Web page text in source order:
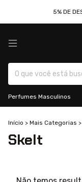
5% DE
Perfumes Masculinos
Início > Mais Categorias >
Skelt